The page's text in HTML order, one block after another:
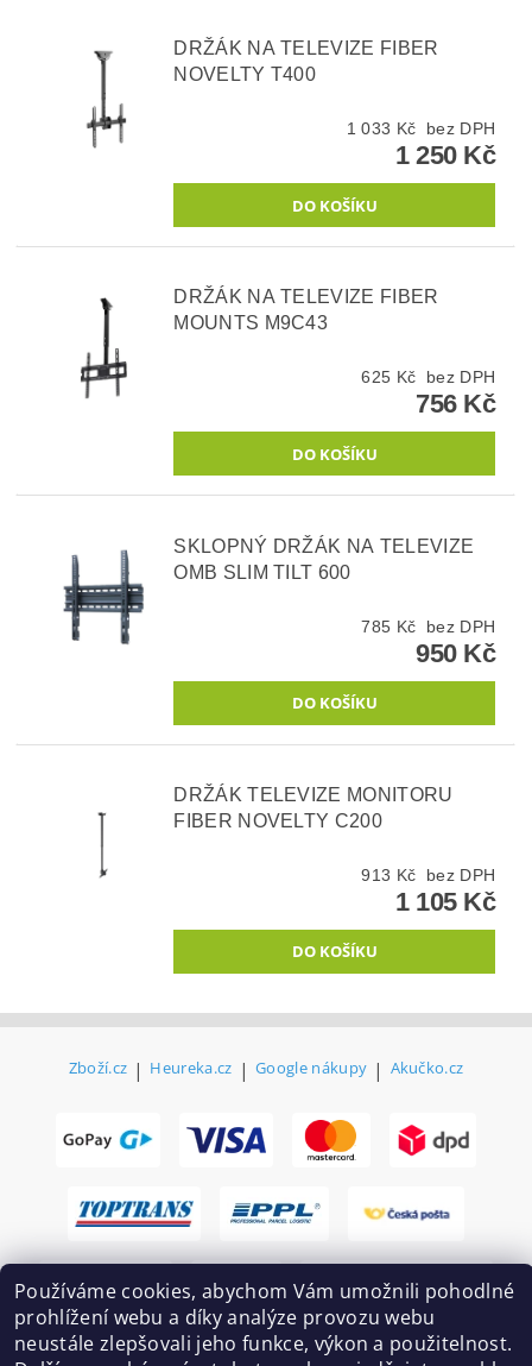
DRŽÁK NA TELEVIZE FIBER
NOVELTY T400
1 033 Kč bez DPH
1 250 Kč
DRŽÁK NA TELEVIZE FIBER
MOUNTS M9C43
625 Kč bez DPH
756 Kč
SKLOPNÝ DRŽÁK NA TELEVIZE
OMB SLIM TILT 600
785 Kč bez DPH
950 Kč
DRŽÁK TELEVIZE MONITORU
FIBER NOVELTY C200
913 Kč bez DPH
1 105 Kč
Zboží.cz | Heureka.cz | Google nákupy | Akučko.cz
Používáme cookies, abychom Vám umožnili pohodlné
prohlížení webu a díky analýze provozu webu
neustále zlepšovali jeho funkce, výkon a použitelnost.